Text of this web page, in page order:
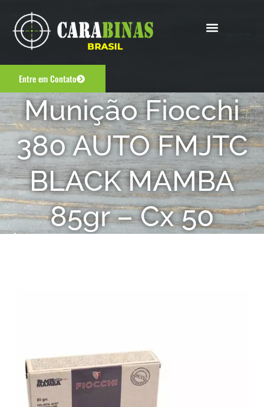
Entre em Contato
Munição Fiocchi
380 AUTO FMJTC
BLACK MAMBA
85gr – Cx 50